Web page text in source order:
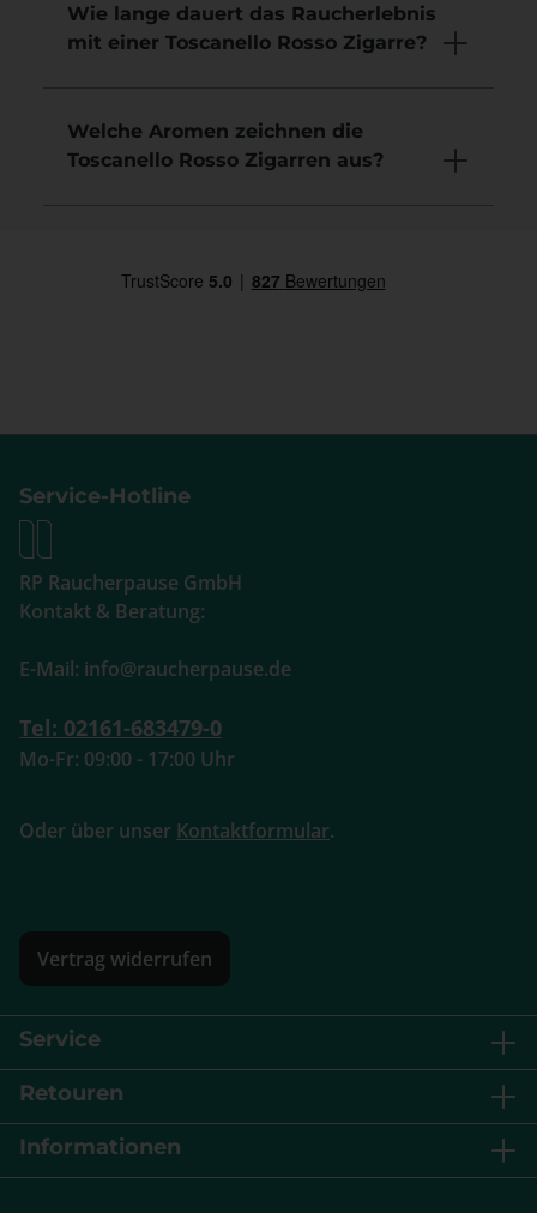
Wie lange dauert das Raucherlebnis
mit einer Toscanello Rosso Zigarre?
Welche Aromen zeichnen die
Toscanello Rosso Zigarren aus?
Service-Hotline
RP Raucherpause GmbH
Kontakt & Beratung:
E-Mail: info@raucherpause.de
Tel: 02161-683479-0
Mo-Fr: 09:00 - 17:00 Uhr
Oder über unser Kontaktformular.
Vertrag widerrufen
Service
Retouren
Informationen